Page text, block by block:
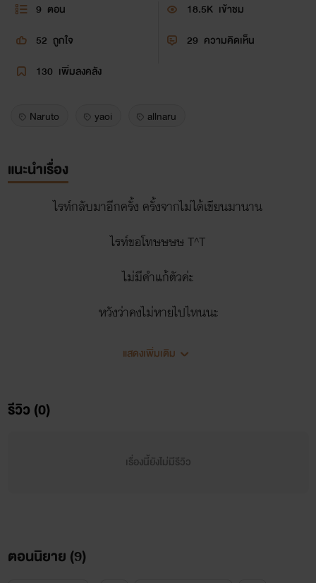
9 ตอน 18.5K เข้าชม
52 ถูกใจ 29 ความคิดเห็น
130 เพิ่มลงคลัง
Naruto yaoi allnaru
แนะนำเรื่อง
ไรท์กลับมาอีกครั้ง ครั้งจากไม่ได้เขียนมานาน
ไรท์ขอโทษษษษ T^T
ไม่มีคำแก้ตัวค่ะ
หวังว่าคงไม่หายไปไหนนะ
.......................................................................
น่ารักใสๆไม่ค่อยดร่าม่าเท่าไหรเหมาะกับคนจิตอ่อนอย่างเรา
แสดงเพิ่มเติม
รีวิว (0)
เรื่องนี้ยังไม่มีรีวิว
ตอนนิยาย (9)